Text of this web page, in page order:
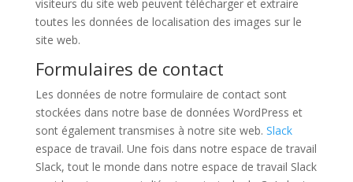
visiteurs du site web peuvent télécharger et extraire
toutes les données de localisation des images sur le
site web.
Formulaires de contact
Les données de notre formulaire de contact sont
stockées dans notre base de données WordPress et
sont également transmises à notre site web. Slack
espace de travail. Une fois dans notre espace de travail
Slack, tout le monde dans notre espace de travail Slack